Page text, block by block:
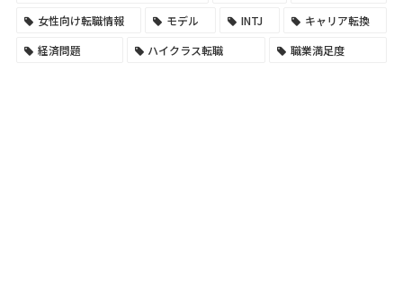
女性向け転職情報
モデル INTJ
キャリア転換
経済問題
ハイクラス転職 職業満足度